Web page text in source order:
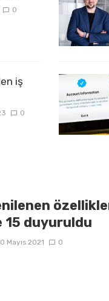
0
iş
0
15 duyuruldu
Mayıs 2021 0